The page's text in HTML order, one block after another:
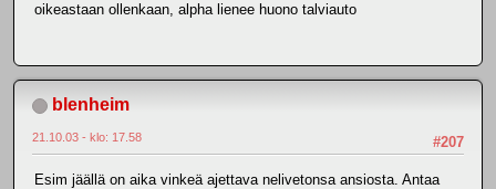
oikeastaan ollenkaan, alpha lienee huono talviauto
blenheim
#207
21.10.03 - klo: 17.58
Esim jäällä on aika vinkeä ajettava nelivetonsa ansiosta. Antaa